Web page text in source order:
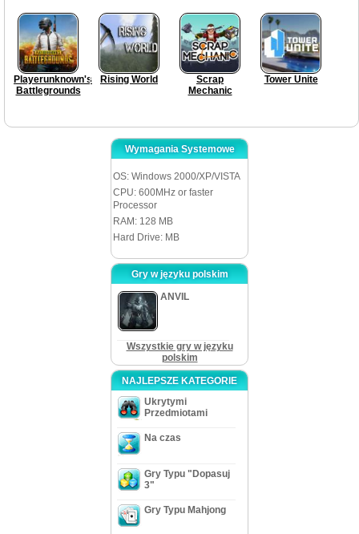
Playerunknown's
Battlegrounds
Rising World
Scrap
Mechanic
Tower Unite
Wymagania Systemowe
OS: Windows 2000/XP/VISTA
CPU: 600MHz or faster
Processor
RAM: 128 MB
Hard Drive: MB
Gry w języku polskim
ANVIL
Wszystkie gry w języku
polskim
NAJLEPSZE KATEGORIE
Ukrytymi
Przedmiotami
Na czas
Gry Typu "Dopasuj
3"
Gry Typu Mahjong